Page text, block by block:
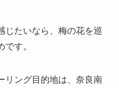
じたいなら、梅の花を巡
す。
リング目的地は、奈良南